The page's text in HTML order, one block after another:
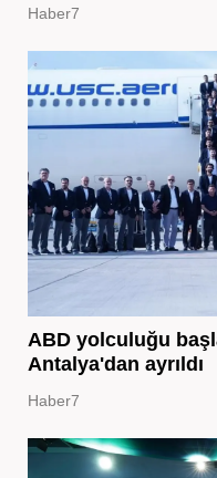
Haber7
ABD yolculuğu
Antalya'dan ayrıldı
Haber7